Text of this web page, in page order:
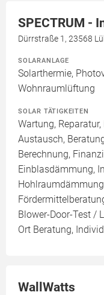
SPECTRUM -
Dürrstraße 1, 23568
SOLARANLAGE
Solarthermie,
Wohnraumlüftung
SOLAR TÄTIGKEITEN
Wartung,
Austausch,
Berechnung,
Einblasdämmung,
Blower-Door-Test /
Ort Beratung,
WallWatts